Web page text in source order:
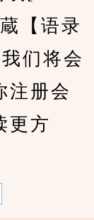
【语录
们将会
注册会
更方